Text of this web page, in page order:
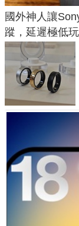
國外神人讓
蹤，延遲極低